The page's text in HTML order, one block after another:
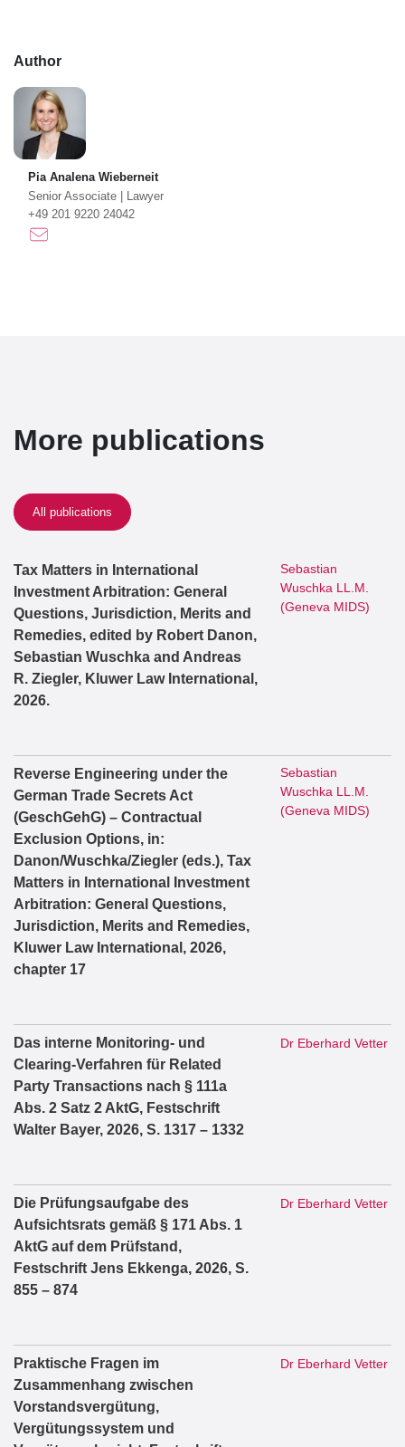
Author
Pia Analena Wieberneit
Senior Associate | Lawyer
+49 201 9220 24042
More publications
All publications
Tax Matters in International
Investment Arbitration: General
Questions, Jurisdiction, Merits and
Remedies, edited by Robert Danon,
Sebastian Wuschka and Andreas
R. Ziegler, Kluwer Law International,
2026.
Sebastian
Wuschka LL.M.
(Geneva MIDS)
Reverse Engineering under the
German Trade Secrets Act
(GeschGehG) – Contractual
Exclusion Options, in:
Danon/Wuschka/Ziegler (eds.), Tax
Matters in International Investment
Arbitration: General Questions,
Jurisdiction, Merits and Remedies,
Kluwer Law International, 2026,
chapter 17
Sebastian
Wuschka LL.M.
(Geneva MIDS)
Das interne Monitoring- und
Clearing-Verfahren für Related
Party Transactions nach § 111a
Abs. 2 Satz 2 AktG, Festschrift
Walter Bayer, 2026, S. 1317 – 1332
Dr Eberhard Vetter
Die Prüfungsaufgabe des
Aufsichtsrats gemäß § 171 Abs. 1
AktG auf dem Prüfstand,
Festschrift Jens Ekkenga, 2026, S.
855 – 874
Dr Eberhard Vetter
Praktische Fragen im
Zusammenhang zwischen
Vorstandsvergütung,
Vergütungssystem und
Dr Eberhard Vetter